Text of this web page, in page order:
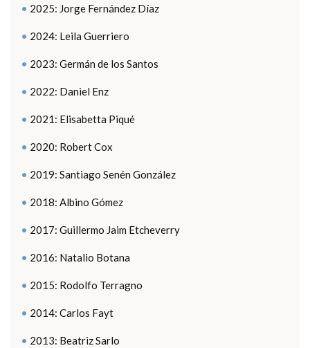
2025: Jorge Fernández Díaz
2024: Leila Guerriero
2023: Germán de los Santos
2022: Daniel Enz
2021: Elisabetta Piqué
2020: Robert Cox
2019: Santiago Senén González
2018: Albino Gómez
2017: Guillermo Jaim Etcheverry
2016: Natalio Botana
2015: Rodolfo Terragno
2014: Carlos Fayt
2013: Beatriz Sarlo